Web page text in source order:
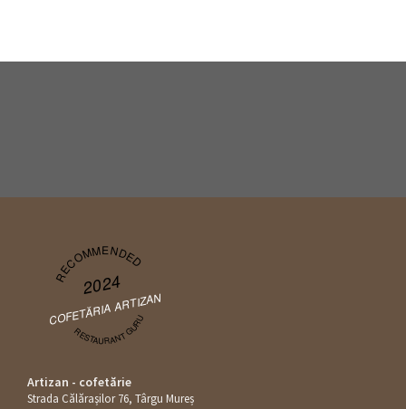
RECOMMENDED
2024
COFETĂRIA ARTIZAN
RESTAURANT GURU
Artizan - cofetărie
Strada Călăraşilor 76, Târgu Mureș